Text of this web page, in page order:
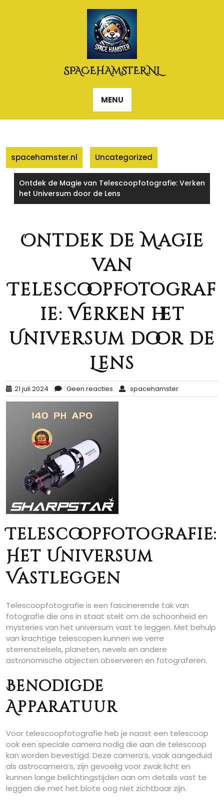
SPACEHAMSTER.NL
MENU
spacehamster.nl Uncategorized
Ontdek de Magie van Telescoopfotografie: Verken
het Universum door de Lens
Ontdek de Magie
van
Telescoopfotograf
ie: Verken het
Universum door de
Lens
21 juli 2024 Geen reacties spacehamster
Telescoopfotografie:
Het Universum
Vastleggen
Telescoopfotografie is een fascinerende tak van
fotografie die ons in staat stelt om de schoonheid en
mysteries van het universum vast te leggen. Met behulp
van krachtige telescopen kunnen we verre
sterrenstelsels, planeten, nevels en andere
astronomische objecten observeren en fotograferen.
Benodigde
Apparatuur
Voor telescoopfotografie heb je naast een telescoop
ook een speciale camera nodig die aan de telescoop
kan worden bevestigd. Deze camera’s, vaak aangeduid
als astrocamera’s, zijn gevoelig voor zwak licht en
kunnen lange belichtingstijden aan om details vast te
leggen die met het blote oog niet zichtbaar zijn.